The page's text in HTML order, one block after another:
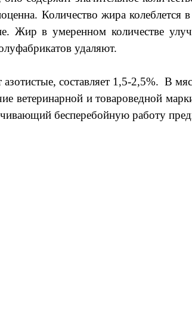
Количество жира колеблется
Жир в умеренном количестве
удаляют.
составляет 1,5-2,5%. В
ветеринарной и товароведной
бесперебойную работу